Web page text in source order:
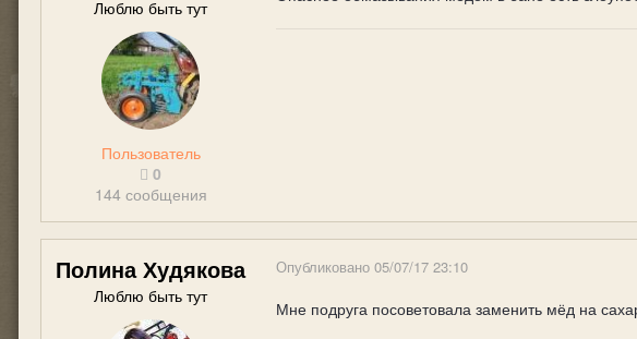
Люблю быть тут
Пользователь
0
144 сообщения
Полина Худякова
Люблю быть тут
Опубликовано 05/07/17 23:10
Мне подруга посоветовала заменить мёд на